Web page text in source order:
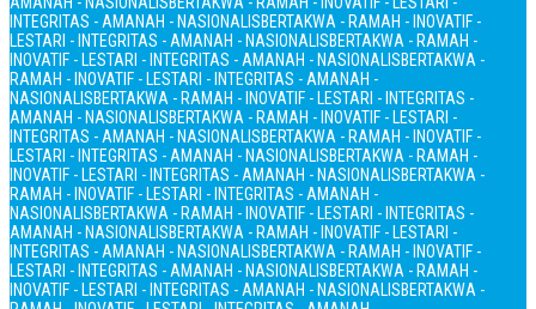
INTEGRITAS - AMANAH - NASIONALISBERTAKWA - RAMAH - INOVATIF -
LESTARI - INTEGRITAS - AMANAH - NASIONALISBERTAKWA - RAMAH -
INOVATIF - LESTARI - INTEGRITAS - AMANAH - NASIONALISBERTAKWA -
RAMAH - INOVATIF - LESTARI - INTEGRITAS - AMANAH -
NASIONALISBERTAKWA - RAMAH - INOVATIF - LESTARI - INTEGRITAS -
AMANAH - NASIONALISBERTAKWA - RAMAH - INOVATIF - LESTARI -
INTEGRITAS - AMANAH - NASIONALISBERTAKWA - RAMAH - INOVATIF -
LESTARI - INTEGRITAS - AMANAH - NASIONALISBERTAKWA - RAMAH -
INOVATIF - LESTARI - INTEGRITAS - AMANAH - NASIONALISBERTAKWA -
RAMAH - INOVATIF - LESTARI - INTEGRITAS - AMANAH -
NASIONALISBERTAKWA - RAMAH - INOVATIF - LESTARI - INTEGRITAS -
AMANAH - NASIONALISBERTAKWA - RAMAH - INOVATIF - LESTARI -
INTEGRITAS - AMANAH - NASIONALISBERTAKWA - RAMAH - INOVATIF -
LESTARI - INTEGRITAS - AMANAH - NASIONALISBERTAKWA - RAMAH -
INOVATIF - LESTARI - INTEGRITAS - AMANAH - NASIONALISBERTAKWA -